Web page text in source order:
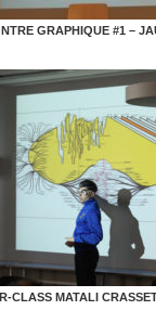
GRAPHIQUE #1 –
CLASS MATALI